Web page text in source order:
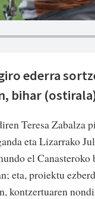
ederra
bihar
Teresa
eta Lizarrako
el
eta, proiektu
kontzertuaren